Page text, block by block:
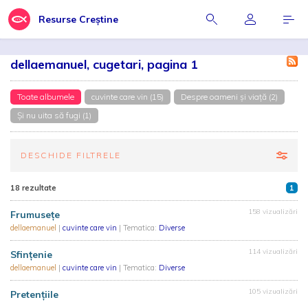
Resurse Creștine
dellaemanuel, cugetari, pagina 1
Toate albumele cuvinte care vin (15)
Despre oameni și viață (2)
Şi nu uita să fugi (1)
DESCHIDE FILTRELE
18 rezultate 1
Frumusețe
dellaemanuel | cuvinte care vin | Tematica: Diverse
158 vizualizări
Sfințenie
dellaemanuel | cuvinte care vin | Tematica: Diverse
114 vizualizări
Pretențiile 105 vizualizări